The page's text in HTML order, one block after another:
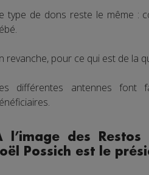
type de dons reste le même :
revanche, pour ce qui est de la
différentes antennes font
l’image des
Possich est le